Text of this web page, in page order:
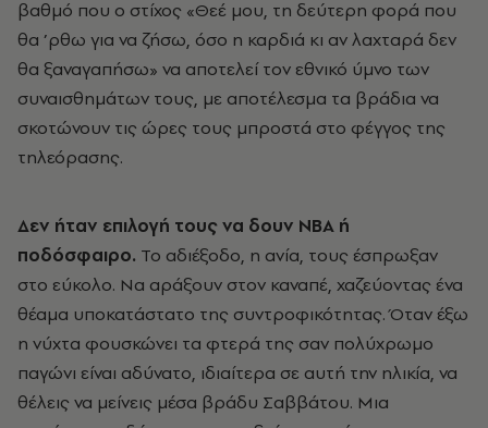
βαθμό που ο στίχος «Θεέ μου, τη δεύτερη φορά που
θα ’ρθω για να ζήσω, όσο η καρδιά κι αν λαχταρά δεν
θα ξαναγαπήσω» να αποτελεί τον εθνικό ύμνο των
συναισθημάτων τους, με αποτέλεσμα τα βράδια να
σκοτώνουν τις ώρες τους μπροστά στο φέγγος της
τηλεόρασης.
Δεν ήταν επιλογή τους να δουν ΝΒΑ ή
ποδόσφαιρο. Το αδιέξοδο, η ανία, τους έσπρωξαν
στο εύκολο. Να αράξουν στον καναπέ, χαζεύοντας ένα
θέαμα υποκατάστατο της συντροφικότητας. Όταν έξω
η νύχτα φουσκώνει τα φτερά της σαν πολύχρωμο
παγώνι είναι αδύνατο, ιδιαίτερα σε αυτή την ηλικία, να
θέλεις να μείνεις μέσα βράδυ Σαββάτου. Μια